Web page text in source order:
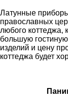
Латунные
православных
любого коттеджа,
большую
изделий и цену
коттеджа будет